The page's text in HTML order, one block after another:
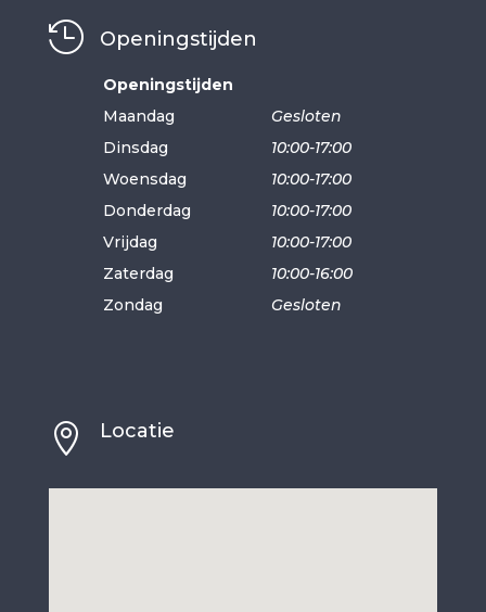
 Openingstijden
Openingstijden
Maandag
Gesloten
Dinsdag
10:00-17:00
Woensdag
10:00-17:00
Donderdag
10:00-17:00
Vrijdag
10:00-17:00
Zaterdag
10:00-16:00
Zondag
Gesloten
 Locatie